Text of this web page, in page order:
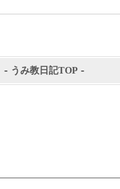
- うみ教日記TOP -